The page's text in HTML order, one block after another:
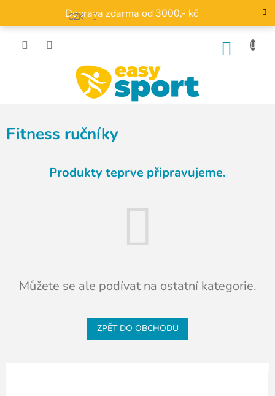
obsah
Doprava zdarma od 3000,- kč
CZK
Fitness ručníky
Produkty teprve připravujeme.
Můžete se ale podívat na ostatní kategorie.
ZPĚT DO OBCHODU